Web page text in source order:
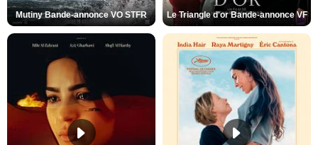
Mutiny Bande-annonce VO STFR Le Triangle d'or Bande-annonce VF